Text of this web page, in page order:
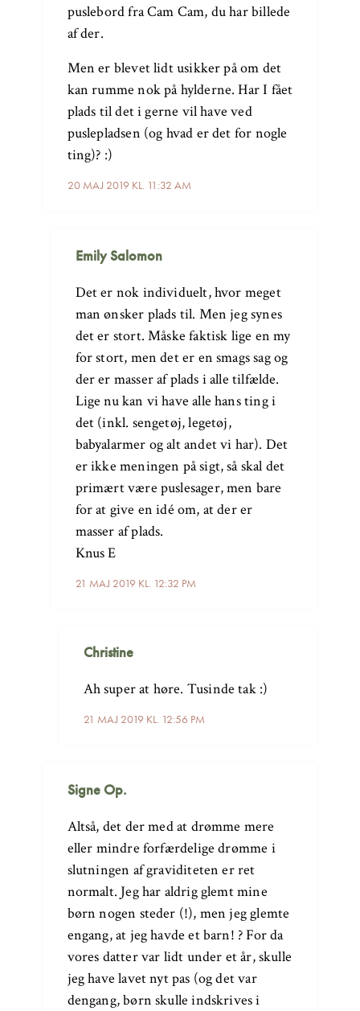
20 MAJ 2019 KL. 11:32 AM
puslebord fra Cam Cam, du har billede
af der.
Men er blevet lidt usikker på om det
kan rumme nok på hylderne. Har I fået
plads til det i gerne vil have ved
puslepladsen (og hvad er det for nogle
ting)? :)
Emily Salomon
21 MAJ 2019 KL. 12:32 PM
Det er nok individuelt, hvor meget
man ønsker plads til. Men jeg synes
det er stort. Måske faktisk lige en my
for stort, men det er en smags sag og
der er masser af plads i alle tilfælde.
Lige nu kan vi have alle hans ting i
det (inkl. sengetøj, legetøj,
babyalarmer og alt andet vi har). Det
er ikke meningen på sigt, så skal det
primært være puslesager, men bare
for at give en idé om, at der er
masser af plads.
Knus E
Christine
21 MAJ 2019 KL. 12:56 PM
Ah super at høre. Tusinde tak :)
Signe Op.
Altså, det der med at drømme mere
eller mindre forfærdelige drømme i
slutningen af graviditeten er ret
normalt. Jeg har aldrig glemt mine
børn nogen steder (!), men jeg glemte
engang, at jeg havde et barn! ? For da
vores datter var lidt under et år, skulle
jeg have lavet nyt pas (og det var
dengang, børn skulle indskrives i